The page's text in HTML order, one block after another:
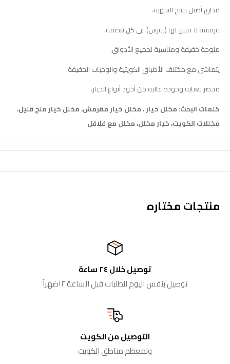
مذاق أصيل يفتح الشهية.
قرمشة لا مثيل لها (يقرش) في كل قضمة.
ملوحة خفيفة ومناسبة لجميع الأذواق.
يتماشى مع مختلف الأطباق الكويتية والوجبات الخفيفة.
محضر بعناية وجودة عالية من أجود أنواع الخيار.
كلمات البحث: مخلل خيار ، مخلل خيار مقرمش، مخلل خيار ملح قليل،
مخللات الكويت، خيار مخلل، مخلل مع فلافل
منتجات مختاره
توصيل خلال ٢٤ ساعة
توصيل بنفس اليوم للطلبات قبل الساعة ١٢ضهراً
التوصيل من الكويت
ولمعظم مناطق الكويت